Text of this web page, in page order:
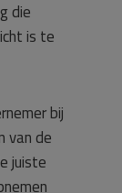
die
is te
bij
van de
juiste